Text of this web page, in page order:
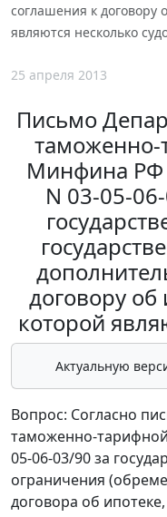
соглашения к договору
являются несколько
25 апреля 2013
Письмо
таможенно-
Минфина РФ
N 03-05-
договору
которой
Актуальную
Вопрос: Согласно
таможенно-
05-06-03/90 за
ограничения
договора об